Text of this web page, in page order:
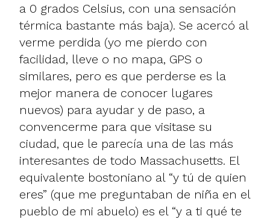
a 0 grados Celsius, con una sensación
térmica bastante más baja). Se acercó al
verme perdida (yo me pierdo con
facilidad, lleve o no mapa, GPS o
similares, pero es que perderse es la
mejor manera de conocer lugares
nuevos) para ayudar y de paso, a
convencerme para que visitase su
ciudad, que le parecía una de las más
interesantes de todo Massachusetts. El
equivalente bostoniano al “y tú de quien
eres” (que me preguntaban de niña en el
pueblo de mi abuelo) es el “y a ti qué te